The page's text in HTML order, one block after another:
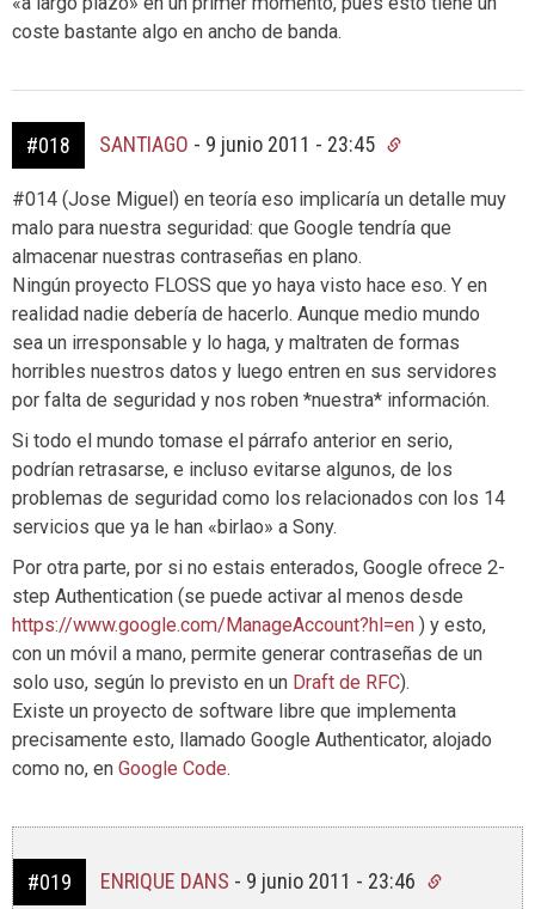
coste bastante algo en ancho de banda.
#018 SANTIAGO - 9 junio 2011 - 23:45
#014 (Jose Miguel) en teoría eso implicaría un detalle muy
malo para nuestra seguridad: que Google tendría que
almacenar nuestras contraseñas en plano.
Ningún proyecto FLOSS que yo haya visto hace eso. Y en
realidad nadie debería de hacerlo. Aunque medio mundo
sea un irresponsable y lo haga, y maltraten de formas
horribles nuestros datos y luego entren en sus servidores
por falta de seguridad y nos roben *nuestra* información.
Si todo el mundo tomase el párrafo anterior en serio,
podrían retrasarse, e incluso evitarse algunos, de los
problemas de seguridad como los relacionados con los 14
servicios que ya le han «birlao» a Sony.
Por otra parte, por si no estais enterados, Google ofrece 2-
step Authentication (se puede activar al menos desde
https://www.google.com/ManageAccount?hl=en ) y esto,
con un móvil a mano, permite generar contraseñas de un
solo uso, según lo previsto en un Draft de RFC).
Existe un proyecto de software libre que implementa
precisamente esto, llamado Google Authenticator, alojado
como no, en Google Code.
#019 ENRIQUE DANS - 9 junio 2011 - 23:46